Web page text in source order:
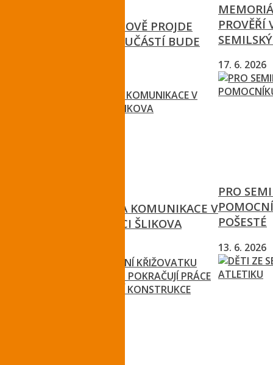
NÁDRAŽÍ V TURNOVĚ PROJDE
PŘESTAVBOU, SOUČÁSTÍ BUDE
PROBÍHÁ OPRAVA KOMUNIKACE V
TURNOVSKÉ ULICI ŠLIKOVA
PROVĚŘÍ
17. 6. 2026
PRO
POŠESTÉ
13. 6. 2026